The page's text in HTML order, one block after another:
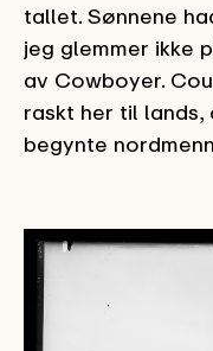
tallet. Sønnene
jeg glemmer ikke
av Cowboyer.
raskt her til lands,
begynte